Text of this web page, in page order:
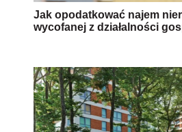
Jak opodatkować najem
wycofanej z działalności